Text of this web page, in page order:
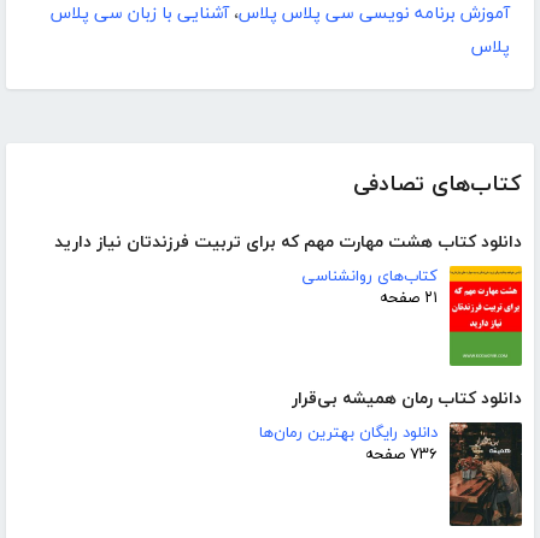
کتاب‌های تصادفی
دانلود کتاب هشت مهارت مهم که برای تربیت فرزندتان نیاز دارید
کتاب‌های روانشناسی
۲۱ صفحه
دانلود کتاب رمان همیشه بی‌قرار
دانلود رایگان بهترین رمان‌ها
۷۳۶ صفحه
آموزش برنامه نویسی سی پلاس پلاس،آشنایی با زبان سی پلاس
پلاس